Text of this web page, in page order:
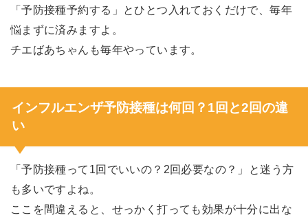
「予防接種予約する」とひとつ入れておくだけで、毎年
悩まずに済みますよ。
チエばあちゃんも毎年やっています。
インフルエンザ予防接種は何回？1回と2回の違
い
「予防接種って1回でいいの？2回必要なの？」と迷う方
も多いですよね。
ここを間違えると、せっかく打っても効果が十分に出な